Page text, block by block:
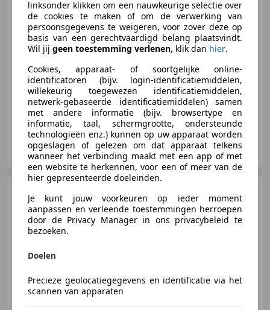
€ 5.950
03/2011 50.183 km Diesel 39 kW (53 PK)
Nine Motors
NL-1718 MJ HOOGWOUD
VL1500
linksonder klikken om een nauwkeurige selectie over
de cookies te maken of om de verwerking van
persoonsgegevens te weigeren, voor zover deze op
basis van een gerechtvaardigd belang plaatsvindt.
Wil jij geen toestemming verlenen, klik dan hier.
Cookies, apparaat- of soortgelijke online-
identificatoren (bijv. login-identificatiemiddelen,
willekeurig toegewezen identificatiemiddelen,
netwerk-gebaseerde identificatiemiddelen) samen
met andere informatie (bijv. browsertype en
informatie, taal, schermgrootte, ondersteunde
technologieën enz.) kunnen op uw apparaat worden
opgeslagen of gelezen om dat apparaat telkens
wanneer het verbinding maakt met een app of met
een website te herkennen, voor een of meer van de
hier gepresenteerde doeleinden.
Je kunt jouw voorkeuren op ieder moment
aanpassen en verleende toestemmingen herroepen
door de Privacy Manager in ons privacybeleid te
bezoeken.
Doelen
Precieze geolocatiegegevens en identificatie via het
scannen van apparaten